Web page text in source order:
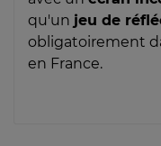
qu'un jeu de
obligatoirement
en France.